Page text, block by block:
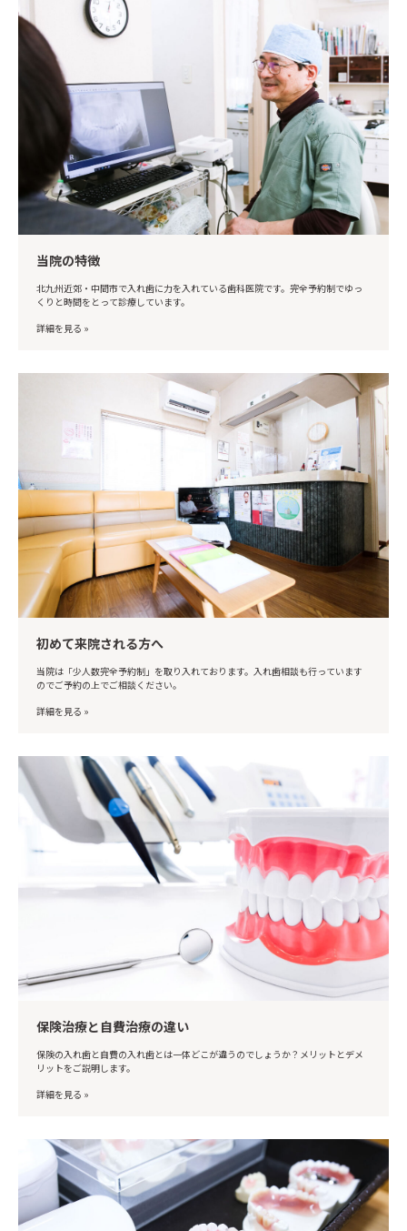
当院の特徴
北九州近郊・中間市で入れ歯に力を入れている歯科医院です。完全予約制でゆっ
くりと時間をとって診療しています。
詳細を見る »
初めて来院される方へ
当院は「少人数完全予約制」を取り入れております。入れ歯相談も行っています
のでご予約の上でご相談ください。
詳細を見る »
保険治療と自費治療の違い
保険の入れ歯と自費の入れ歯とは一体どこが違うのでしょうか？メリットとデメ
リットをご説明します。
詳細を見る »